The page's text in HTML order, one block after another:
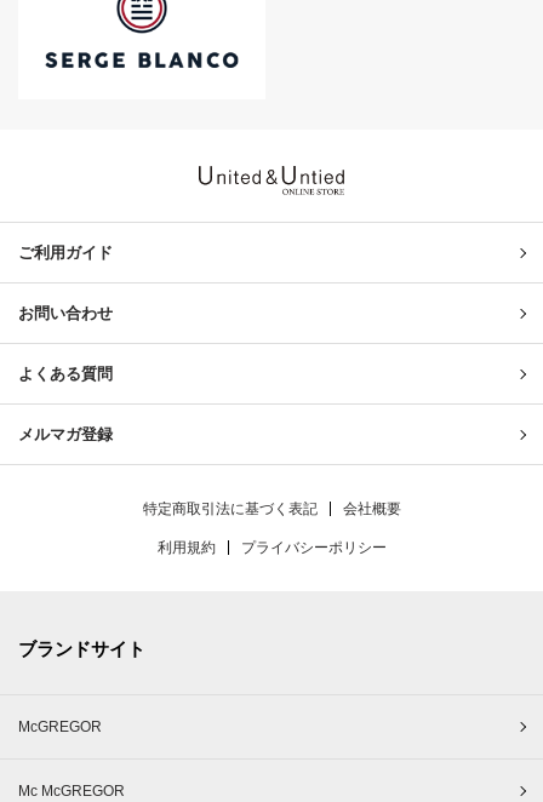
ご利用ガイド
お問い合わせ
よくある質問
メルマガ登録
特定商取引法に基づく表記 会社概要
利用規約 プライバシーポリシー
ブランドサイト
McGREGOR
Mc McGREGOR